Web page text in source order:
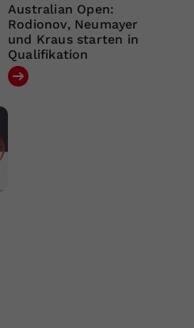
Australian Open:
Rodionov, Neumayer
und Kraus starten in
Qualifikation